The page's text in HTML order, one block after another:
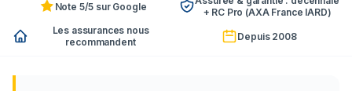
Note 5/5 sur Google
+ RC Pro (AXA France IARD)
Les assurances nous
recommandent
Depuis 2008